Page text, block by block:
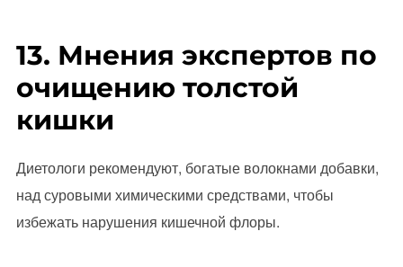
13. Мнения экспертов по
очищению толстой
кишки
Диетологи рекомендуют, богатые волокнами добавки,
над суровыми химическими средствами, чтобы
избежать нарушения кишечной флоры.